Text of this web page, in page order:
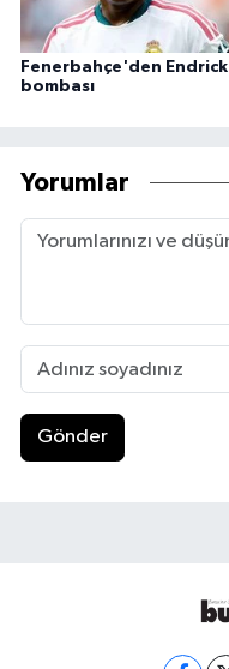
Fenerbahçe'den Endrick
bombası
Yorumlar
Gönder